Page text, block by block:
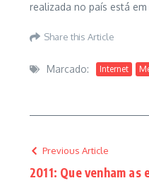
realizada no país está
Share this Article
Marcado: Internet
Previous Article
2011: Que venham